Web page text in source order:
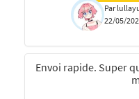
Par
22/05/
Envoi rapide. Super